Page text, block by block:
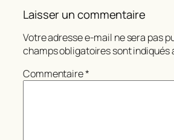
Laisser un commentaire
Votre adresse e-mail ne sera pas
champs obligatoires sont indiqués
Commentaire*